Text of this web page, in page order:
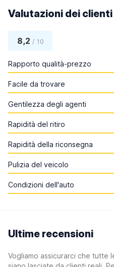
Valutazioni dei
8,2 / 10
Rapporto qualità-prezzo
Facile da trovare
Gentilezza degli agenti
Rapidità del ritiro
Rapidità della riconsegna
Pulizia del veicolo
Condizioni dell'auto
Ultime recensioni
Vogliamo assicurarci che tutte